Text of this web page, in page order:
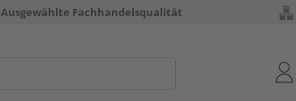
Ausgewählte Fachhandelsqualität